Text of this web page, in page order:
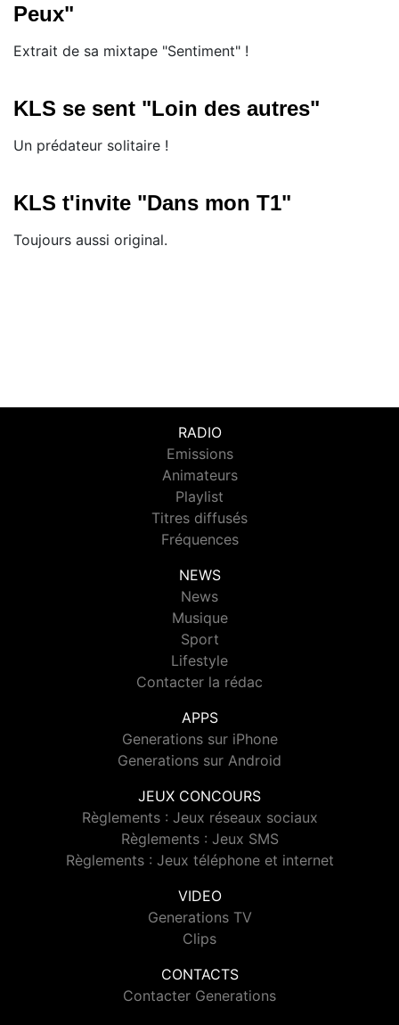
Peux"
Extrait de sa mixtape "Sentiment" !
KLS se sent "Loin des autres"
Un prédateur solitaire !
KLS t'invite "Dans mon T1"
Toujours aussi original.
RADIO
Emissions
Animateurs
Playlist
Titres diffusés
Fréquences
NEWS
News
Musique
Sport
Lifestyle
Contacter la rédac
APPS
Generations sur iPhone
Generations sur Android
JEUX CONCOURS
Règlements : Jeux réseaux sociaux
Règlements : Jeux SMS
Règlements : Jeux téléphone et internet
VIDEO
Generations TV
Clips
CONTACTS
Contacter Generations